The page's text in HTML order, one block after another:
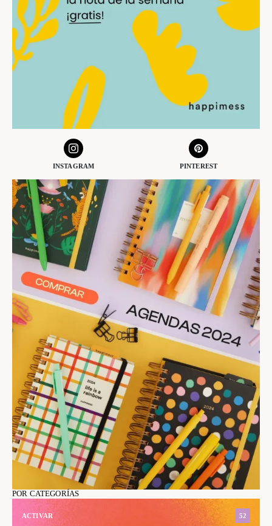
INSTAGRAM PINTEREST
POR CATEGORÍAS
ACTIVAR 52